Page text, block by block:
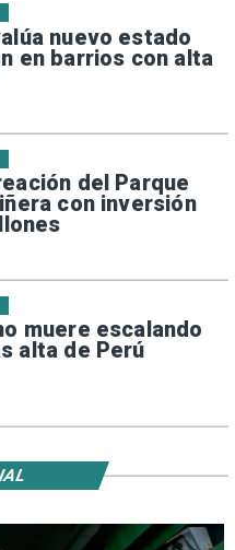
nuevo estado
en barrios con alta
del Parque
con inversión
muere escalando
alta de Perú